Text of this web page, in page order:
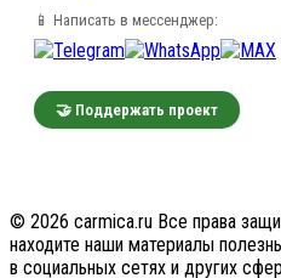
📱 Написать в мессенджер:
🤝 Поддержать проект
© 2026 carmica.ru Все права
находите наши материалы
в социальных сетях и других